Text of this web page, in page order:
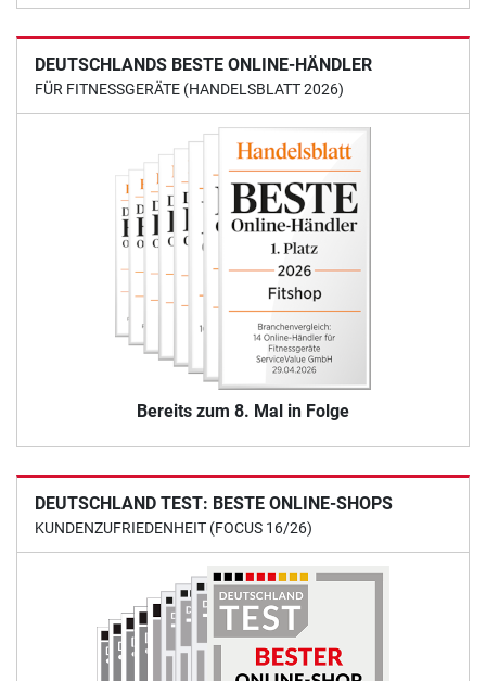
DEUTSCHLANDS BESTE ONLINE-HÄNDLER
FÜR FITNESSGERÄTE (HANDELSBLATT 2026)
Bereits zum 8. Mal in Folge
DEUTSCHLAND TEST: BESTE ONLINE-SHOPS
KUNDENZUFRIEDENHEIT (FOCUS 16/26)